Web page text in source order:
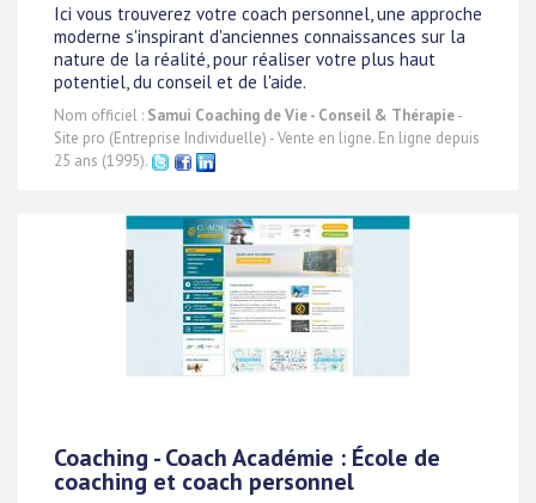
Ici vous trouverez votre coach personnel, une approche
moderne s'inspirant d'anciennes connaissances sur la
nature de la réalité, pour réaliser votre plus haut
potentiel, du conseil et de l'aide.
Nom officiel : Samui Coaching de Vie - Conseil & Thérapie-
Site pro (Entreprise Individuelle) - Vente en ligne. En ligne depuis
25 ans (1995).
Coaching - Coach Académie : École de
coaching et coach personnel